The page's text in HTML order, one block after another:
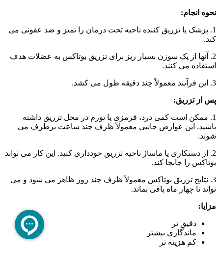
نحوه انجام:
1. پزشک یا تزریق کننده ناحیه تحت درمان را تمیز و ضد عفونی می
کند.
2. آنها از یک سوزن بسیار ریز برای تزریق بوتاکس به عضلات هدف
استفاده می کنند.
3. این فرآیند معمولاً چند دقیقه طول می کشد.
پس از تزریق:
1. ممکن است کمی درد، قرمزی یا تورم در محل تزریق داشته
باشید. این عوارض جانبی معمولاً ظرف چند ساعت برطرف می
شوند.
2. از دستکاری یا ماساژ ناحیه تزریق خودداری کنید. این کار می تواند
بوتاکس را جابجا کند.
3. نتایج تزریق بوتاکس معمولاً ظرف چند روز ظاهر می شود و می
تواند تا چهار ماه باقی بماند.
مزایا:
دقیق تر
ماندگاری بیشتر
کم هزینه تر